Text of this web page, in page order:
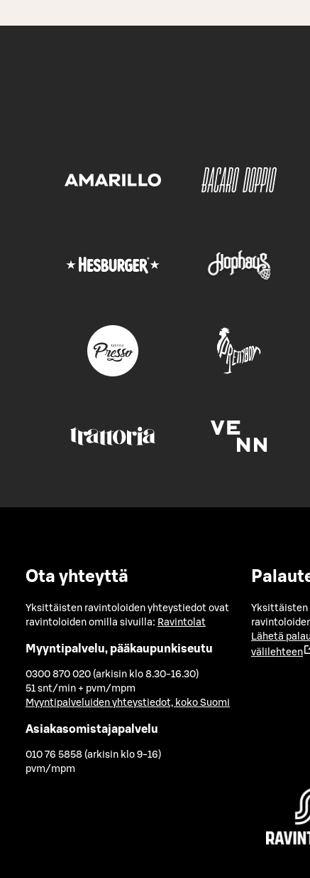
Ota yhteyttä
Yksittäisten ravintoloiden yhteystiedot ovat
ravintoloiden omilla sivuilla: Ravintolat
Myyntipalvelu, pääkaupunkiseutu
0300 870 020 (arkisin klo 8.30-16.30)
51 snt/min + pvm/mpm
Myyntipalveluiden yhteystiedot, koko Suomi
Asiakasomistajapalvelu
010 76 5858 (arkisin klo 9-16)
pvm/mpm
Yksittäisten
Lähetä
välilehteen